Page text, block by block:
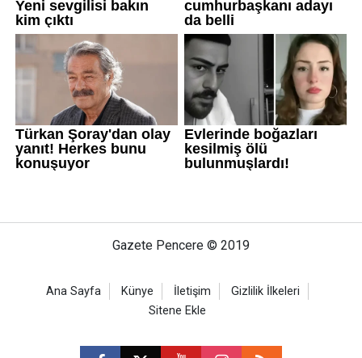
Gazete Pencere © 2019
Ana Sayfa Künye İletişim
Gizlilik İlkeleri
Sitene Ekle